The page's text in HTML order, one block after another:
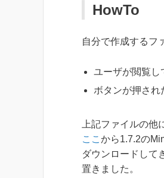
HowTo
自分で作成するフ
ユーザが閲覧し
ボタンが押され
上記ファイルの他
ここ から1.7.2の
ダウンロードして
置きました。